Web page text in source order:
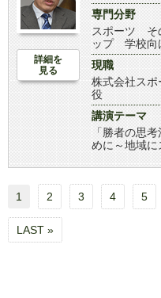
詳細を
見る
専門分野
スポーツ
ップ 学校向
現職
株式会社ス
役
講演テーマ
「勝者の思
めに～地域
1 2 3 4 5
LAST »